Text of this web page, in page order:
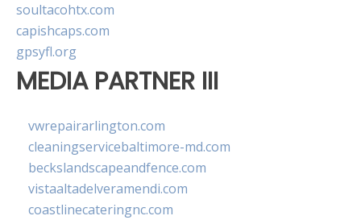
soultacohtx.com
capishcaps.com
gpsyfl.org
MEDIA PARTNER III
vwrepairarlington.com
cleaningservicebaltimore-md.com
beckslandscapeandfence.com
vistaaltadelveramendi.com
coastlinecateringnc.com